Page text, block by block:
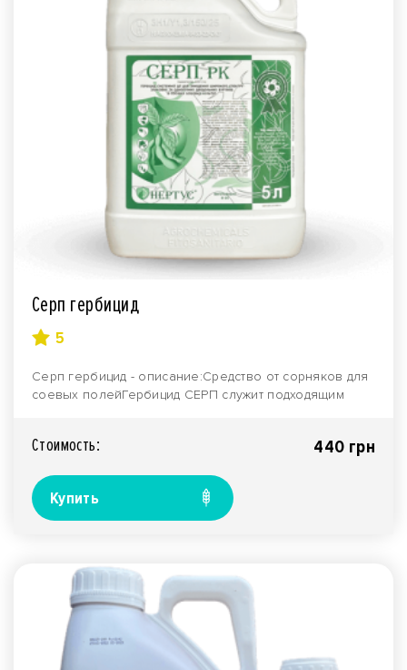
Серп гербицид
5
Серп гербицид - описание:Средство от сорняков для
соевых полейГербицид СЕРП служит подходящим
Стоимость: 440 грн
Купить